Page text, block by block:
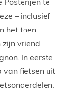
Posterijen te
– inclusief
het toen
zijn vriend
In eerste
van fietsen uit